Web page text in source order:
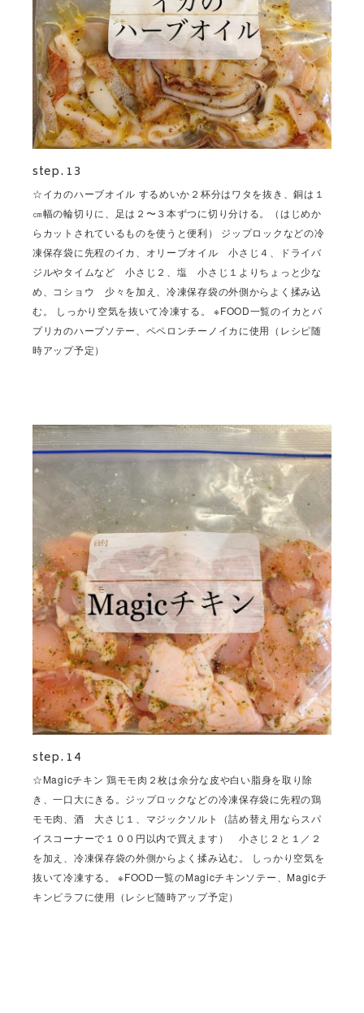
step. 13
☆イカのハーブオイル するめいか２杯分はワタを抜き、銅は１
㎝幅の輪切りに、足は２〜３本ずつに切り分ける。（はじめか
らカットされているものを使うと便利） ジップロックなどの冷
凍保存袋に先程のイカ、オリーブオイル 小さじ４、ドライバ
ジルやタイムなど 小さじ２、塩 小さじ１よりちょっと少な
め、コショウ 少々を加え、冷凍保存袋の外側からよく揉み込
む。 しっかり空気を抜いて冷凍する。 ※FOOD一覧のイカとパ
プリカのハーブソテー、ペペロンチーノイカに使用（レシピ随
時アップ予定）
step. 14
☆Magicチキン 鶏モモ肉２枚は余分な皮や白い脂身を取り除
き、一口大にきる。ジップロックなどの冷凍保存袋に先程の鶏
モモ肉、酒 大さじ１、マジックソルト（詰め替え用ならスパ
イスコーナーで１００円以内で買えます） 小さじ２と１／２
を加え、冷凍保存袋の外側からよく揉み込む。 しっかり空気を
抜いて冷凍する。 ※FOOD一覧のMagicチキンソテー、Magicチ
キンピラフに使用（レシピ随時アップ予定）